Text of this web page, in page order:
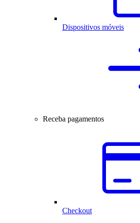
Dispositivos móveis
Receba pagamentos
Checkout